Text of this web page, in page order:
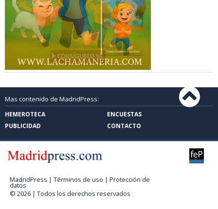
Mas contenido de MadridPress:
HEMEROTECA
ENCUESTAS
PUBLICIDAD
CONTACTO
MadridPress | Términos de uso | Protección de
datos
© 2026 | Todos los derechos reservados